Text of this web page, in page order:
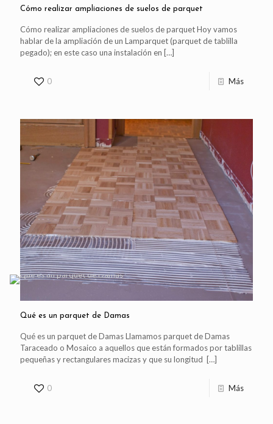
Cómo realizar ampliaciones de suelos de parquet
Cómo realizar ampliaciones de suelos de parquet Hoy vamos
hablar de la ampliación de un Lamparquet (parquet de tablilla
pegado); en este caso una instalación en […]
0 Más
Qué es un parquet de Damas
Qué es un parquet de Damas Llamamos parquet de Damas
Taraceado o Mosaico a aquellos que están formados por tablillas
pequeñas y rectangulares macizas y que su longitud […]
0 Más